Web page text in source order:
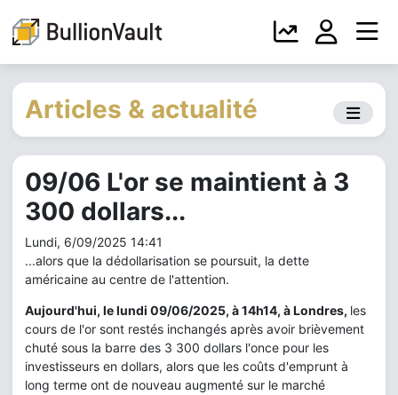
Articles & actualité
09/06 L'or se maintient à 3
300 dollars...
Lundi, 6/09/2025 14:41
...alors que la dédollarisation se poursuit, la dette
américaine au centre de l'attention.
Aujourd'hui, le lundi 09/06/2025, à 14h14, à Londres, les
cours de l'or sont restés inchangés après avoir brièvement
chuté sous la barre des 3 300 dollars l'once pour les
investisseurs en dollars, alors que les coûts d'emprunt à
long terme ont de nouveau augmenté sur le marché